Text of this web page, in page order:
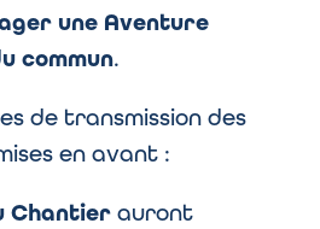
une Aventure
commun.
de transmission des
en avant :
Chantier auront